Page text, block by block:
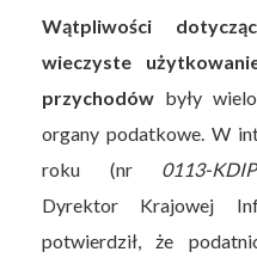
Wątpliwości
wieczyste
przychodów były
organy podatkowe. W
roku (nr 0113-
Dyrektor Krajowej
potwierdził, że